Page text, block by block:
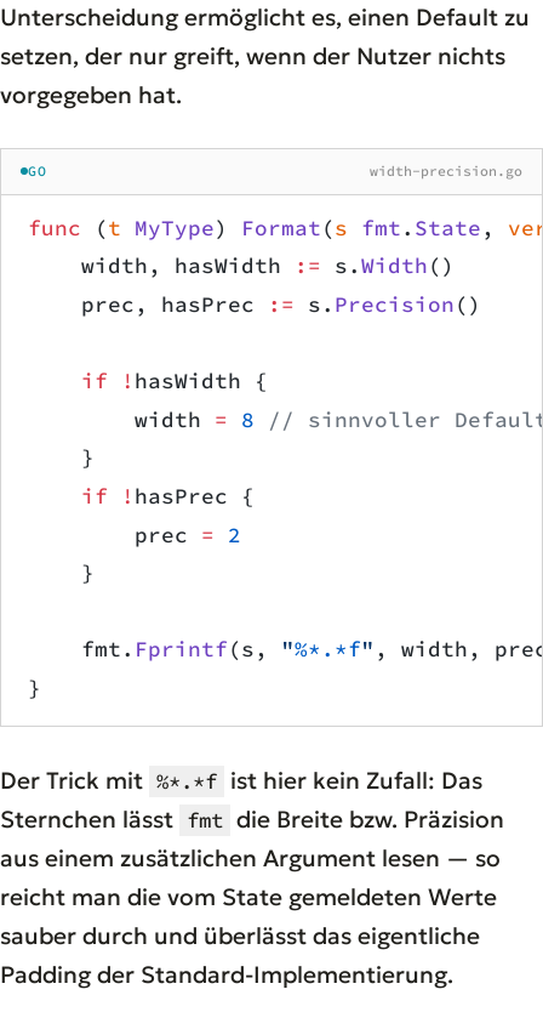
Unterscheidung ermöglicht es, einen Default zu
setzen, der nur greift, wenn der Nutzer nichts
vorgegeben hat.
GO width-precision.go
func (t MyType) Format(s fmt. State,
    width, hasWidth
:= s.Width()
    prec, hasPrec
:= s. Precision()
    if
! hasWidth {
        width
= 8 // sinnvoller
    }
    if
! hasPrec {
        prec
= 2
    }
    fmt.
Fprintf(s, "%*.*f" , width,
}
Der Trick mit %*.*f ist hier kein Zufall: Das
Sternchen lässt fmt die Breite bzw. Präzision
aus einem zusätzlichen Argument lesen — so
reicht man die vom State gemeldeten Werte
sauber durch und überlässt das eigentliche
Padding der Standard-Implementierung.